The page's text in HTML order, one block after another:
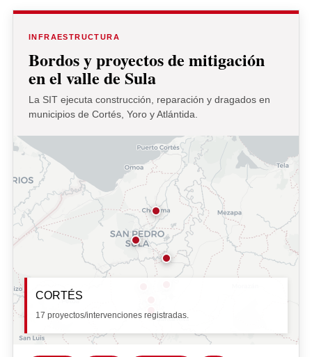
INFRAESTRUCTURA
Bordos y proyectos de mitigación
en el valle de Sula
La SIT ejecuta construcción, reparación y dragados en
municipios de Cortés, Yoro y Atlántida.
CORTÉS
17 proyectos/intervenciones registradas.